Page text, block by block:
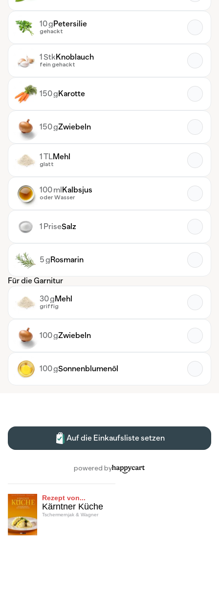
Rezept von...
Kärntner Küche
Tschermernjak & Wagner